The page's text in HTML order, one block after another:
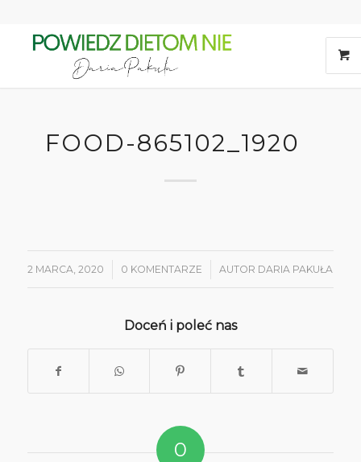
FOOD-865102_1920
2 MARCA, 2020
/ 0 KOMENTARZE
/ AUTOR DARIA PAKUŁA
Doceń i poleć nas
0